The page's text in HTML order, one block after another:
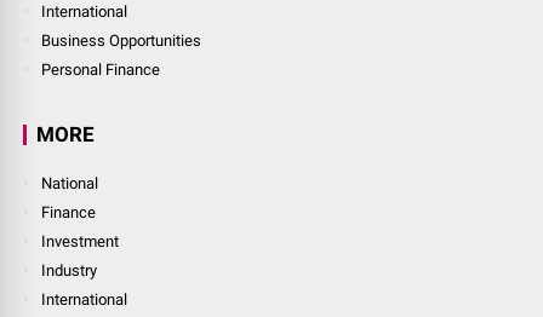
International
Business Opportunities
Personal Finance
MORE
National
Finance
Investment
Industry
International